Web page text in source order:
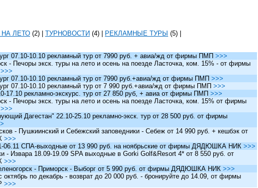
ЛЕТО (2) ТУРНОВОСТИ (4) РЕКЛАМНЫЕ ТУРЫ (5)
07.10-10.10 рекламный тур от 7990 руб. + авиа/жд от фирмы ПМП >>>
- Печоры экск. туры на лето и осень на поезде Ласточка, ком. 15% - от фирмы
>>>
07.10-10.10 рекламный тур от 7990 руб.+авиа/жд от фирмы ПМП >>>
07.10-10.10 рекламный тур от 7 990 руб.+авиа/жд от фирмы ПМП >>>
17.10 рекламно-экскурс. тур от 27 850 руб, + авиа от фирмы ПМП >>>
- Печоры экск. туры на лето и осень на поезде Ласточка, ком. 15% от фирмы
>>>
Дагестан" 22.10-25.10 рекламно-экск. тур от 28 500 руб. от фирмы
- Пушкиинский и Себежский заповедники - Себеж от 14 990 руб. + кешбэк от
>>>
06.11 СПА-выходные от 13 990 руб. на ноябрьские от фирмы ДЯДЮШКА НИК >>>
- Извара 18.09-19.09 SPA выходные в Gorki Golf&Resort 4* от 8 550 руб. от
>>>
- Приморск - Выборг от 5 990 руб. от фирмы ДЯДЮШКА НИК >>>
по декабрь - возврат до 20 000 руб. - бронируйте до 14.09, от фирмы
>>>